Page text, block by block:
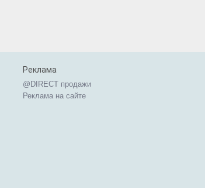
Реклама
@DIRECT продажи
Реклама на сайте